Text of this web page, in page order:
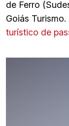
de Ferro
Goiás Turismo.
turístico de